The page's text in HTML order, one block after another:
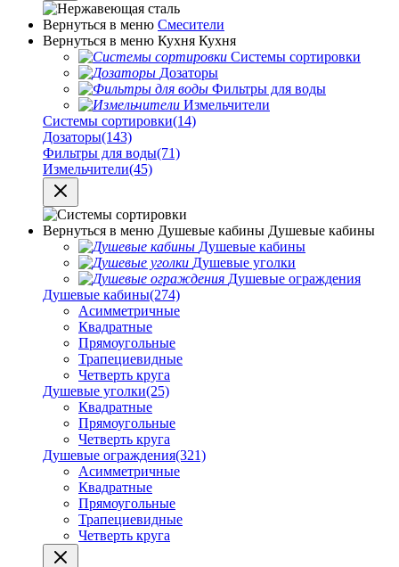
Вернуться в меню Смесители
Вернуться в меню Кухня Кухня
Системы сортировки
Дозаторы
Фильтры для воды
Измельчители
Системы сортировки(14)
Дозаторы(143)
Фильтры для воды(71)
Измельчители(45)
Вернуться в меню Душевые кабины Душевые кабины
Душевые кабины
Душевые уголки
Душевые ограждения
Душевые кабины(274)
Асимметричные
Квадратные
Прямоугольные
Трапециевидные
Четверть круга
Душевые уголки(25)
Квадратные
Прямоугольные
Четверть круга
Душевые ограждения(321)
Асимметричные
Квадратные
Прямоугольные
Трапециевидные
Четверть круга